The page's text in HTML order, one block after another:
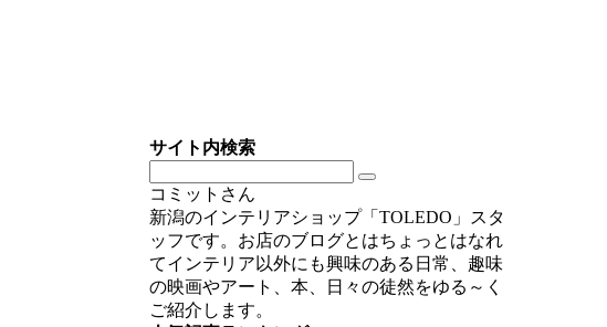
サイト内検索
コミットさん
新潟のインテリアショップ「TOLEDO」スタ
ッフです。お店のブログとはちょっとはなれ
てインテリア以外にも興味のある日常、趣味
の映画やアート、本、日々の徒然をゆる～く
ご紹介します。